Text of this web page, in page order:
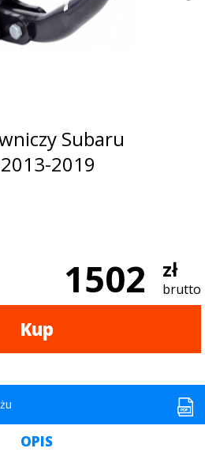
Subaru
2013-2019
1502 zł
brutto
Kup
OPIS